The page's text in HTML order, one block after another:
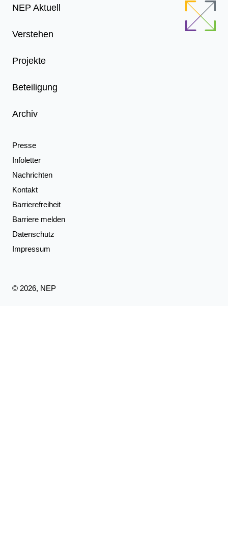
Footer
NEP Aktuell
Verstehen
Projekte
Beteiligung
Archiv
Presse
Infoletter
Nachrichten
Kontakt
Barrierefreiheit
Barriere melden
Datenschutz
Impressum
© 2026, NEP